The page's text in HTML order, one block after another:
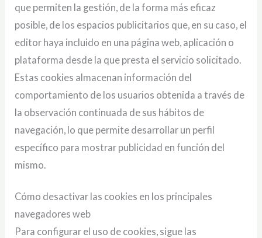
que permiten la gestión, de la forma más eficaz
posible, de los espacios publicitarios que, en su caso, el
editor haya incluido en una página web, aplicación o
plataforma desde la que presta el servicio solicitado.
Estas cookies almacenan información del
comportamiento de los usuarios obtenida a través de
la observación continuada de sus hábitos de
navegación, lo que permite desarrollar un perfil
específico para mostrar publicidad en función del
mismo.
Cómo desactivar las cookies en los principales
navegadores web
Para configurar el uso de cookies, sigue las